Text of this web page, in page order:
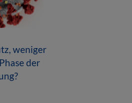
weniger
der